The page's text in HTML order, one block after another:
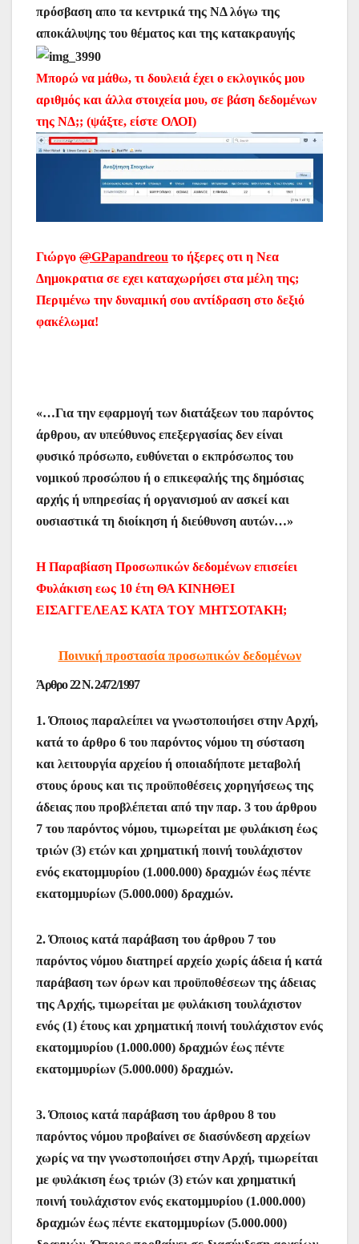
πρόσβαση απο τα κεντρικά της ΝΔ λόγω της
αποκάλυψης του θέματος και της κατακραυγής
Μπορώ να μάθω, τι δουλειά έχει ο εκλογικός μου
αριθμός και άλλα στοιχεία μου, σε βάση δεδομένων
της ΝΔ;; (ψάξτε, είστε ΟΛΟΙ)
Γιώργο @GPapandreou το ήξερες οτι η Νεα
Δημοκρατια σε εχει καταχωρήσει στα μέλη της;
Περιμένω την δυναμική σου αντίδραση στο δεξιό
φακέλωμα!
«…Για την εφαρμογή των διατάξεων του παρόντος
άρθρου, αν υπεύθυνος επεξεργασίας δεν είναι
φυσικό πρόσωπο, ευθύνεται ο εκπρόσωπος του
νομικού προσώπου ή ο επικεφαλής της δημόσιας
αρχής ή υπηρεσίας ή οργανισμού αν ασκεί και
ουσιαστικά τη διοίκηση ή διεύθυνση αυτών…»
Η Παραβίαση Προσωπικών δεδομένων επισείει
Φυλάκιση εως 10 έτη ΘΑ ΚΙΝΗΘΕΙ
ΕΙΣΑΓΓΕΛΕΑΣ ΚΑΤΑ ΤΟΥ ΜΗΤΣΟΤΑΚΗ;
Ποινική προστασία προσωπικών δεδομένων
Άρθρο 22 Ν. 2472/1997
1. Όποιος παραλείπει να γνωστοποιήσει στην Αρχή,
κατά το άρθρο 6 του παρόντος νόμου τη σύσταση
και λειτουργία αρχείου ή οποιαδήποτε μεταβολή
στους όρους και τις προϋποθέσεις χορηγήσεως της
άδειας που προβλέπεται από την παρ. 3 του άρθρου
7 του παρόντος νόμου, τιμωρείται με φυλάκιση έως
τριών (3) ετών και χρηματική ποινή τουλάχιστον
ενός εκατομμυρίου (1.000.000) δραχμών έως πέντε
εκατομμυρίων (5.000.000) δραχμών.
2. Όποιος κατά παράβαση του άρθρου 7 του
παρόντος νόμου διατηρεί αρχείο χωρίς άδεια ή κατά
παράβαση των όρων και προϋποθέσεων της άδειας
της Αρχής, τιμωρείται με φυλάκιση τουλάχιστον
ενός (1) έτους και χρηματική ποινή τουλάχιστον ενός
εκατομμυρίου (1.000.000) δραχμών έως πέντε
εκατομμυρίων (5.000.000) δραχμών.
3. Όποιος κατά παράβαση του άρθρου 8 του
παρόντος νόμου προβαίνει σε διασύνδεση αρχείων
χωρίς να την γνωστοποιήσει στην Αρχή, τιμωρείται
με φυλάκιση έως τριών (3) ετών και χρηματική
ποινή τουλάχιστον ενός εκατομμυρίου (1.000.000)
δραχμών έως πέντε εκατομμυρίων (5.000.000)